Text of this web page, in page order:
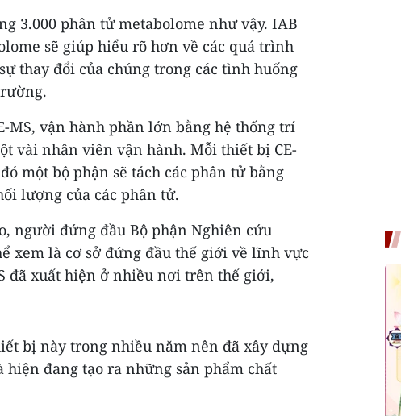
3.000 phân tử metabolome như vậy. IAB
sẽ giúp hiểu rõ hơn về các quá trình
thay đổi của chúng trong các tình huống
MS, vận hành phần lớn bằng hệ thống trí
vài nhân viên vận hành. Mỗi thiết bị CE-
một bộ phận sẽ tách các phân tử bằng
lượng của các phân tử.
người đứng đầu Bộ phận Nghiên cứu
xem là cơ sở đứng đầu thế giới về lĩnh vực
đã xuất hiện ở nhiều nơi trên thế giới,
bị này trong nhiều năm nên đã xây dựng
hiện đang tạo ra những sản phẩm chất